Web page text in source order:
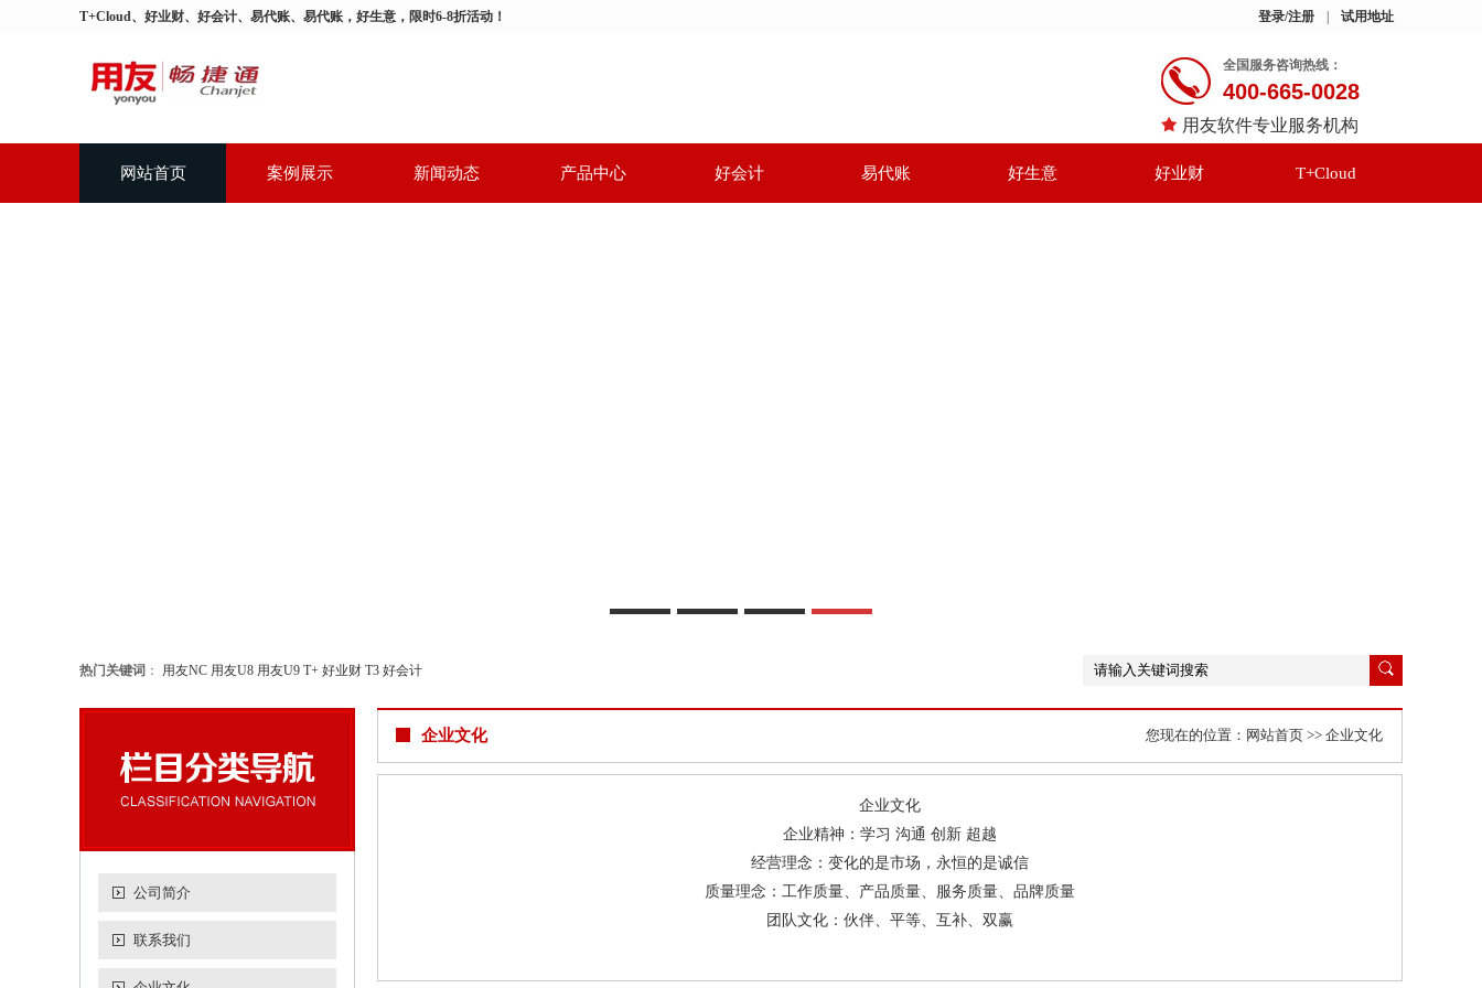
T+Cloud、好业财、好会计、易代账、易代账，好生意，限时6-8折活动！ 登录/注册 试用地址
全国服务咨询热线：
400-665-0028
用友软件专业服务机构
网站首页 案例展示 新闻动态 产品中心 好会计 易代账 好生意 好业财 T+Cloud
热门关键词 ： 用友NC 用友U8 用友U9 T+ 好业财 T3 好会计
公司简介
联系我们
企业文化 您现在的位置： 网站首页 >> 企业文化
企业文化
企业精神：学习 沟通 创新 超越
经营理念：变化的是市场，永恒的是诚信
质量理念：工作质量、产品质量、服务质量、品牌质量
团队文化：伙伴、平等、互补、双赢